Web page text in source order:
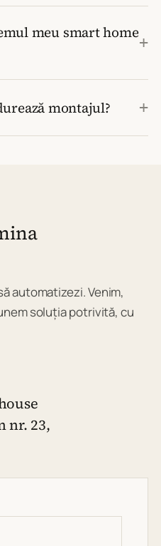
meu smart home
+
montajul? +
automatizezi. Venim,
soluția potrivită, cu
nr. 23,